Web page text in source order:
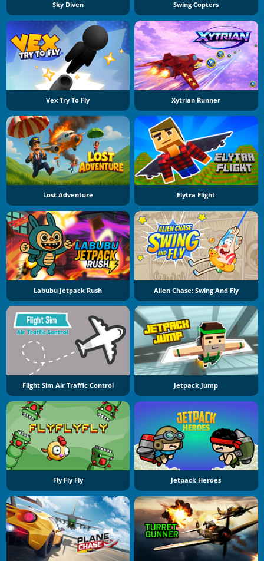
Sky Diven Swing Copters
Vex Try To Fly Xytrian Runner
Lost Adventure Elytra Flight
Labubu Jetpack Rush Alien Chase: Swing And Fly
Flight Sim Air Traffic Control Jetpack Jump
Fly Fly Fly Jetpack Heroes